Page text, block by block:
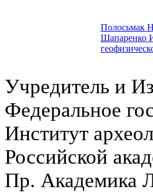
Полосьмак
Шапаренко
Учредитель и
Федеральное
Институт
Российской
Пр. Академика